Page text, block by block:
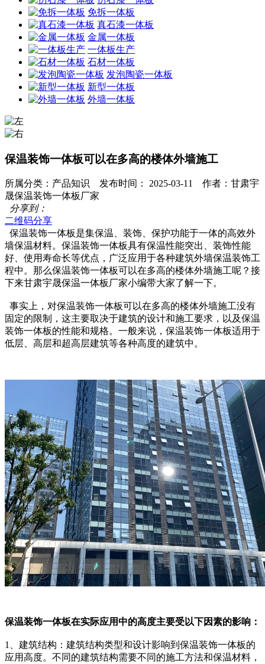
免拆一体板
真石漆一体板
金属一体板
一体板生产
石材一体板
发泡陶瓷一体板
新型一体板
外墙一体板
保温装饰一体板可以在多高的楼体外墙施工
所属分类：产品知识 发布时间： 2025-03-11 作者：甘肃宇
晟保温装饰一体板厂家
分享到：
二维码分享
保温装饰一体板是集保温、装饰、保护功能于一体的高效外
墙保温材料。保温装饰一体板具有保温性能突出、装饰性能
好、使用寿命长等优点，广泛应用于各种建筑外墙保温装饰工
程中。那么保温装饰一体板可以在多高的楼体外墙施工呢？接
下来甘肃宇晟保温一体板厂家小编带大家了解一下。
事实上，对保温装饰一体板可以在多高的楼体外墙施工没有
固定的限制，这主要取决于建筑的设计和施工要求，以及保温
装饰一体板的性能和规格。一般来说，保温装饰一体板适用于
低层、高层和超高层建筑等各种高度的建筑中。
保温装饰一体板在实际应用中的高度主要受以下因素的影响：
1、建筑结构：建筑结构类型和设计影响到保温装饰一体板的
应用高度。不同的建筑结构需要不同的施工方法和保温材料，